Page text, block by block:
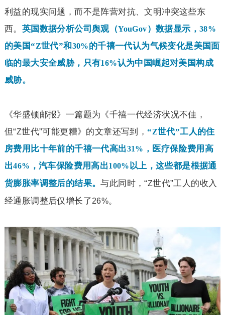
利益的现实问题，而不是阵营对抗、文明冲突这些东
西。 英国数据分析公司舆观（YouGov）数据显示， 38%
的美国“Z世代”和30%的千禧一代认为气候变化是美国面
临的最大安全威胁，只有16%认为中国崛起对美国构成
威胁。
《华盛顿邮报》一篇题为《千禧一代经济状况不佳，
但“Z世代”可能更糟》的文章还写到，“Z世代”工人的住
房费用比十年前的千禧一代高出31% ，医疗保险费用高
出46% ，汽车保险费用高出100% 以上，这些都是根据通
货膨胀率调整后的结果。与此同时，“Z世代”工人的收入
经通胀调整后仅增长了26%。